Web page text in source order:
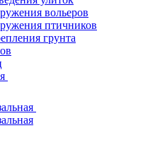
вольеров
птичников
грунта